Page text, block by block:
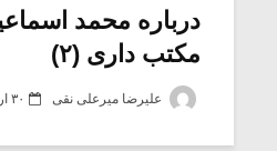
درباره محمد
مکتب داری (۲)
علیرضا میرعلی نقی ۳۰ اردیبهشت ۱۳۹۹